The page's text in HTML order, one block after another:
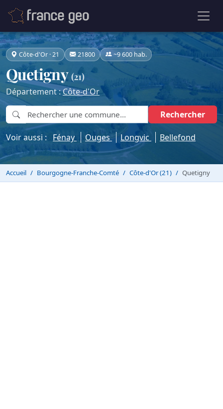
Côte-d'Or · 21 21800 ~9 600 hab.
Quetigny (21)
Département :Côte-d'Or
Rechercher
Voir aussi : Fénay Ouges Longvic Bellefond
Accueil Bourgogne-Franche-Comté Côte-d'Or (21) Quetigny